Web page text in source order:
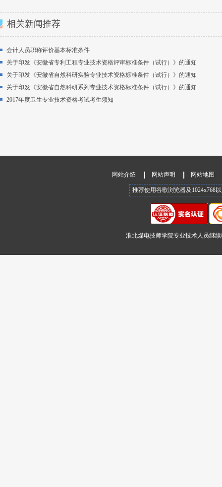
相关新闻推荐
会计人员职称评价基本标准条件
关于印发《安徽省专利工程专业技术资格评审标准条件（试行）》的通知
关于印发《安徽省自然科研实验专业技术资格标准条件（试行）》的通知
关于印发《安徽省自然科研系列专业技术资格标准条件（试行）》的通知
2017年度卫生专业技术资格考试考生须知
网站介绍 网站声明 网站地图
推荐使用谷歌浏览器及1024x768
淮北煤电技师学院专业技术人员继